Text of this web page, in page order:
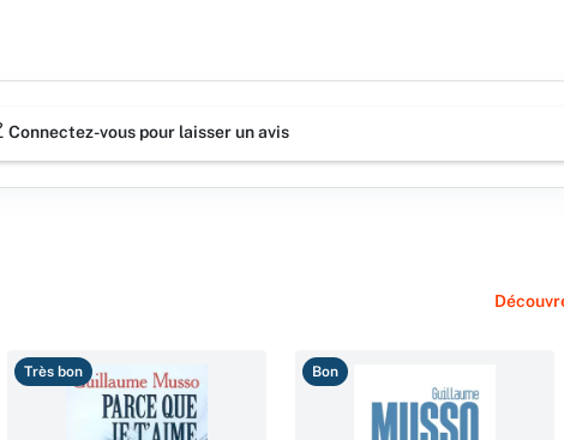
Connectez-vous pour laisser un avis
Très bon Bon